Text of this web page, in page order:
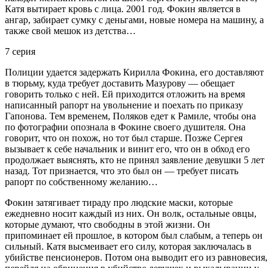
Катя вытирает кровь с лица. 2001 год. Фокин является в
ангар, забирает сумку с деньгами, новые номера на машину, а
также свой мешок из детства…
7 серия
Полиции удается задержать Кирилла Фокина, его доставляют
в тюрьму, куда требует доставить Мазурову — обещает
говорить только с ней. Ей приходится отложить на время
написанный рапорт на увольнение и поехать по приказу
Гапонова. Тем временем, Поляков едет к Рамиле, чтобы она
по фотографии опознала в Фокине своего душителя. Она
говорит, что он похож, но тот был старше. Позже Сергея
вызывает к себе начальник и винит его, что он в обход его
продолжает выяснять, кто не принял заявление девушки 5 лет
назад. Тот признается, что это был он — требует писать
рапорт по собственному желанию…
Фокин затягивает тираду про людские маски, которые
ежедневно носит каждый из них. Он волк, остальные овцы,
которые думают, что свободны в этой жизни. Он
припоминает ей прошлое, в котором был слабым, а теперь он
сильный. Катя высмеивает его силу, которая заключалась в
убийстве пенсионеров. Потом она выводит его из равновесия,